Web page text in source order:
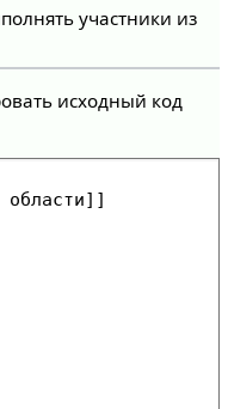
участники из
исходный код